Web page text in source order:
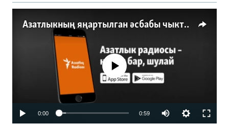
Азатлыкның яңартылган әсбабы чыкты
No media source currently available
0:00 0:59